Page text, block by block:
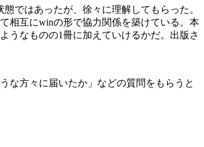
ではあったが、徐々に理解してもらった。
相互にwinの形で協力関係を築けている。本
うなものの1冊に加えていけるかだ。出版さ
な方々に届いたか」などの質問をもらうと